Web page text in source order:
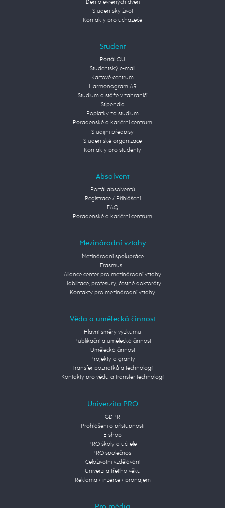
Den otevřených dveří
Studentský život
Kontakty pro uchazeče
Student
Portál OU
Studentský e-mail
Kartové centrum
Harmonogram AR
Studium a stáže v zahraničí
Stipendia
Poplatky za studium
Poradenské a kariérní centrum
Studijní předpisy
Studentské organizace
Kontakty pro studenty
Absolvent
Portál absolventů
Registrace / Přihlášení
FAQ
Poradenské a kariérní centrum
Mezinárodní vztahy
Mezinárodní spolupráce
Erasmus+
Aliance center pro mezinárodní vztahy
Habilitace, profesury, čestné doktoráty
Kontakty pro mezinárodní vztahy
Věda a umělecká činnost
Hlavní směry výzkumu
Publikační a umělecká činnost
Umělecká činnost
Projekty a granty
Transfer poznatků a technologií
Kontakty pro vědu a transfer technologií
Univerzita PRO
GDPR
Prohlášení o přístupnosti
E-shop
PRO školy a učitele
PRO společnost
Celoživotní vzdělávání
Univerzita třetího věku
Reklama / inzerce / pronájem